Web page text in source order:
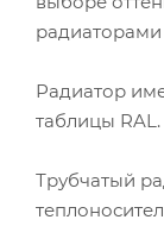
Радиатор
таблицы
Трубчатый